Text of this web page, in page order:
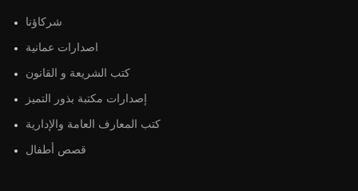
شركاؤنا
اصدارات عمانية
كتب الشريعة و القانون
إصدارات مكتبة بذور التميز
كتب المعارف العامة والإدارية
قصص أطفال